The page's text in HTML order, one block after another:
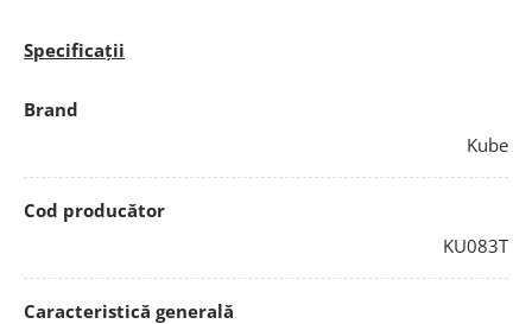
Specificații
Brand
Kube
Cod producător
KU083T
Caracteristică generală